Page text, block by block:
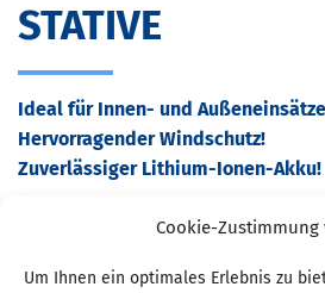
Cookie-Zustimmung
Um Ihnen ein optimales Erlebnis zu
STATIVE
Ideal für Innen- und
Hervorragender Windschutz!
Zuverlässiger Lithium-Ionen-Akku!
Dieses kabelfreie Mikrofon ist
geeignet. Es ermöglicht maximale